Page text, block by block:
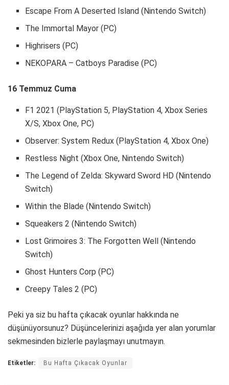
Escape From A Deserted Island (Nintendo Switch)
The Immortal Mayor (PC)
Highrisers (PC)
NEKOPARA – Catboys Paradise (PC)
16 Temmuz Cuma
F1 2021 (PlayStation 5, PlayStation 4, Xbox Series
X/S, Xbox One, PC)
Observer: System Redux (PlayStation 4, Xbox One)
Restless Night (Xbox One, Nintendo Switch)
The Legend of Zelda: Skyward Sword HD (Nintendo
Switch)
Within the Blade (Nintendo Switch)
Squeakers 2 (Nintendo Switch)
Lost Grimoires 3: The Forgotten Well (Nintendo
Switch)
Ghost Hunters Corp (PC)
Creepy Tales 2 (PC)
Peki ya siz bu hafta çıkacak oyunlar hakkında ne
düşünüyorsunuz? Düşüncelerinizi aşağıda yer alan yorumlar
sekmesinden bizlerle paylaşmayı unutmayın.
Etiketler: Bu Hafta Çıkacak Oyunlar